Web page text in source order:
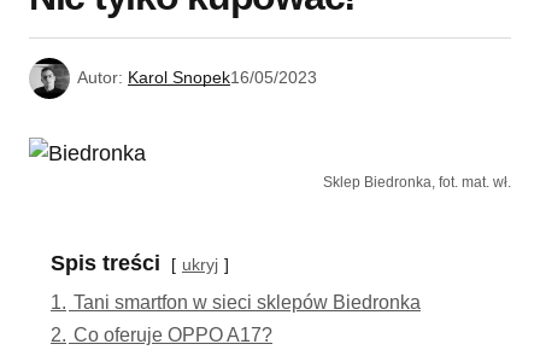
Autor: Karol Snopek16/05/2023
Sklep Biedronka, fot. mat. wł.
Spis treści ukryj
1. Tani smartfon w sieci sklepów Biedronka
2. Co oferuje OPPO A17?